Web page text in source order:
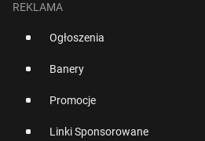
REKLAMA
Ogłoszenia
Banery
Promocje
Linki Sponsorowane